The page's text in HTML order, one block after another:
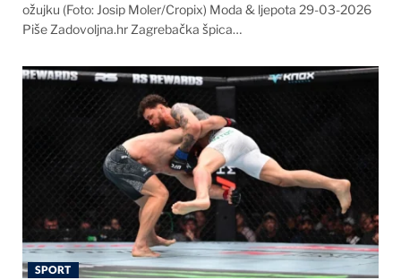
ožujku (Foto: Josip Moler/Cropix) Moda & ljepota 29-03-2026
Piše Zadovoljna.hr Zagrebačka špica…
SPORT